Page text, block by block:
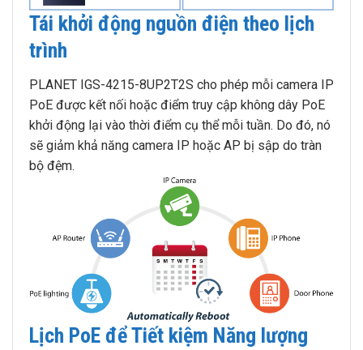
Tái khởi động nguồn điện theo lịch
trình
PLANET IGS-4215-8UP2T2S cho phép mỗi camera IP
PoE được kết nối hoặc điểm truy cập không dây PoE
khởi động lại vào thời điểm cụ thể mỗi tuần. Do đó, nó
sẽ giảm khả năng camera IP hoặc AP bị sập do tràn
bộ đệm.
Lịch PoE để Tiết kiệm Năng lượng